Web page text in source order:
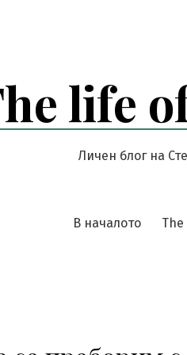
life
Личен блог на
В началото